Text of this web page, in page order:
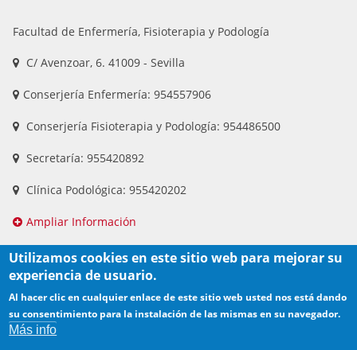
Facultad de Enfermería, Fisioterapia y Podología
C/ Avenzoar, 6. 41009 - Sevilla
Conserjería Enfermería: 954557906
Conserjería Fisioterapia y Podología: 954486500
Secretaría: 955420892
Clínica Podológica: 955420202
Ampliar Información
Utilizamos cookies en este sitio web para mejorar su
experiencia de usuario.
Al hacer clic en cualquier enlace de este sitio web usted nos está dando
su consentimiento para la instalación de las mismas en su navegador.
Más info